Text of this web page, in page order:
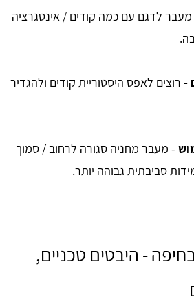
לדגם עם כמה קודים / אינטגרציה
- רוצים לאפס היסטוריית קודים ולהגדיר
- מעבר מחניה סגורה לרחוב / סמוך
סביבתית גבוהה יותר.
- היבטים טכניים,